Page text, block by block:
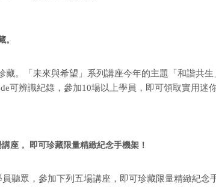
。
藏。「未來與希望」系列講座今年的主題「和諧共
可辨識紀錄，參加10場以上學員，即可領取實用迷
座， 即可珍藏限量精緻紀念手機架！
聽眾，參加下列五場講座，即可珍藏限量精緻紀念